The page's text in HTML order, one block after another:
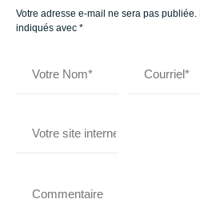
Votre adresse e-mail ne sera pas publiée.
indiqués avec *